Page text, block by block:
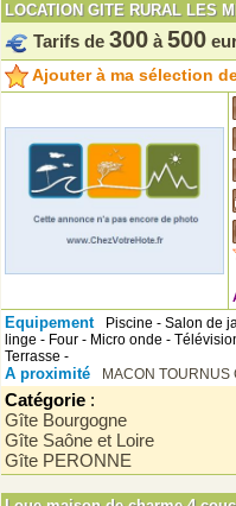
LOCATION GITE RURAL LES
Tarifs de 300 à 500
Ajouter à ma sélection
Equipement
Piscine - Salon de
linge - Four - Micro onde -
Terrasse -
A proximité MACON TOURNUS
Catégorie :
Gîte Bourgogne
Gîte Saône et Loire
Gîte PERONNE